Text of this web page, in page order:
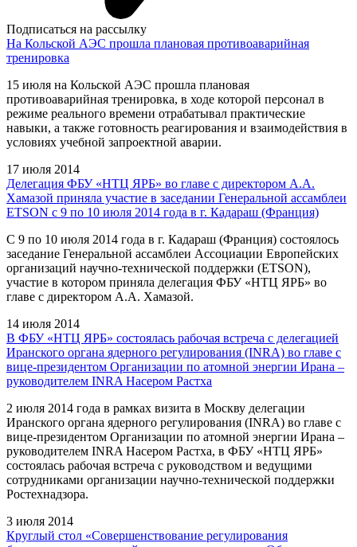
Подписаться на рассылку
На Кольской АЭС прошла плановая противоаварийная
тренировка
15 июля на Кольской АЭС прошла плановая
противоаварийная тренировка, в ходе которой персонал в
режиме реального времени отрабатывал практические
навыки, а также готовность реагирования и взаимодействия в
условиях учебной запроектной аварии.
17 июля 2014
Делегация ФБУ «НТЦ ЯРБ» во главе с директором А.А.
Хамазой приняла участие в заседании Генеральной ассамблеи
ETSON с 9 по 10 июля 2014 года в г. Кадараш (Франция)
С 9 по 10 июля 2014 года в г. Кадараш (Франция) состоялось
заседание Генеральной ассамблеи Ассоциации Европейских
организаций научно-технической поддержки (ETSON),
участие в котором приняла делегация ФБУ «НТЦ ЯРБ» во
главе с директором А.А. Хамазой.
14 июля 2014
В ФБУ «НТЦ ЯРБ» состоялась рабочая встреча с делегацией
Иранского органа ядерного регулирования (INRA) во главе с
вице-президентом Организации по атомной энергии Ирана –
руководителем INRA Насером Растха
2 июля 2014 года в рамках визита в Москву делегации
Иранского органа ядерного регулирования (INRA) во главе с
вице-президентом Организации по атомной энергии Ирана –
руководителем INRA Насером Растха, в ФБУ «НТЦ ЯРБ»
состоялась рабочая встреча с руководством и ведущими
сотрудниками организации научно-технической поддержки
Ростехнадзора.
3 июля 2014
Круглый стол «Совершенствование регулирования